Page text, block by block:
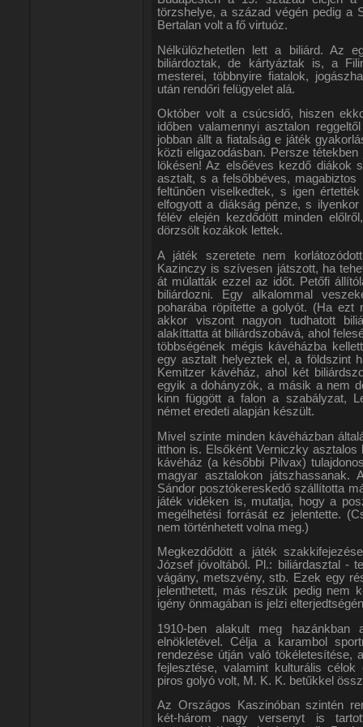
törzshelye, a század végén pedig a
Bertalan volt a fő virtuóz.
Nélkülözhetetlen lett a biliárd. Az
biliárdoztak, de kártyáztak is, a
mesterei, többnyire fiatalok,
után rendőri felügyelet alá.
Október volt a csúcsidő, hiszen
időben valamennyi asztalon
jobban állt a fiatalság e játék
közti eligazodásban. Persze
lökésen! Az elsőéves kezdő diákok
asztalt, s a felsőbbéves, magabiztos
feltűnően viselkedtek, s igen
elfogyott a diákság pénze, s
félév elején kezdődött minden
dörzsölt kozákok lettek.
A játék szeretete nem
Kazinczy is szívesen játszott, ha
át múlatták ezzel az időt. Petőfi
biliárdozni. Egy alkalommal
poharába röpítette a golyót. (Ha ezt
akkor viszont nagyon tudhatott
alakíttatta át biliárdszobává, ahol
többségének mégis kávéházba
egy asztalt helyeztek el, a földszint
Kemitzer kávéház, ahol két
egyik a dohányzók, a másik a nem
kinn függött a falon a szabályzat,
német eredeti alapján készült.
Mivel szinte minden kávéházban
itthon is. Elsőként Verniczky
kávéház (a későbbi Pilvax)
magyar asztalokon játszhassanak.
Sándor posztókereskedő szállította
játék vidéken is, mutatja, hogy a
megélhetési forrását ez jelentette.
nem történhetett volna meg.)
Megkezdődött a játék
József jóvoltából. Pl.: biliárdasztal -
vágány, metszvény, stb. Ezek egy
jelenthetett, más részük pedig nem
igény önmagában is jelzi
1910-ben alakult meg
elnökletével. Célja a karambol
rendezése útján való tökéletesítése,
fejlesztése, valamint kulturális
piros golyó volt, M. K. K. betűkkel
Az Országos Kaszinóban szintén
két-három nagy versenyt is